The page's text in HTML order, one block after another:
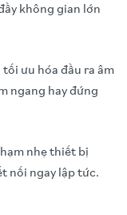
không gian lớn
tối ưu hóa đầu ra âm
ngang hay đứng
nhẹ thiết bị
nối ngay lập tức.